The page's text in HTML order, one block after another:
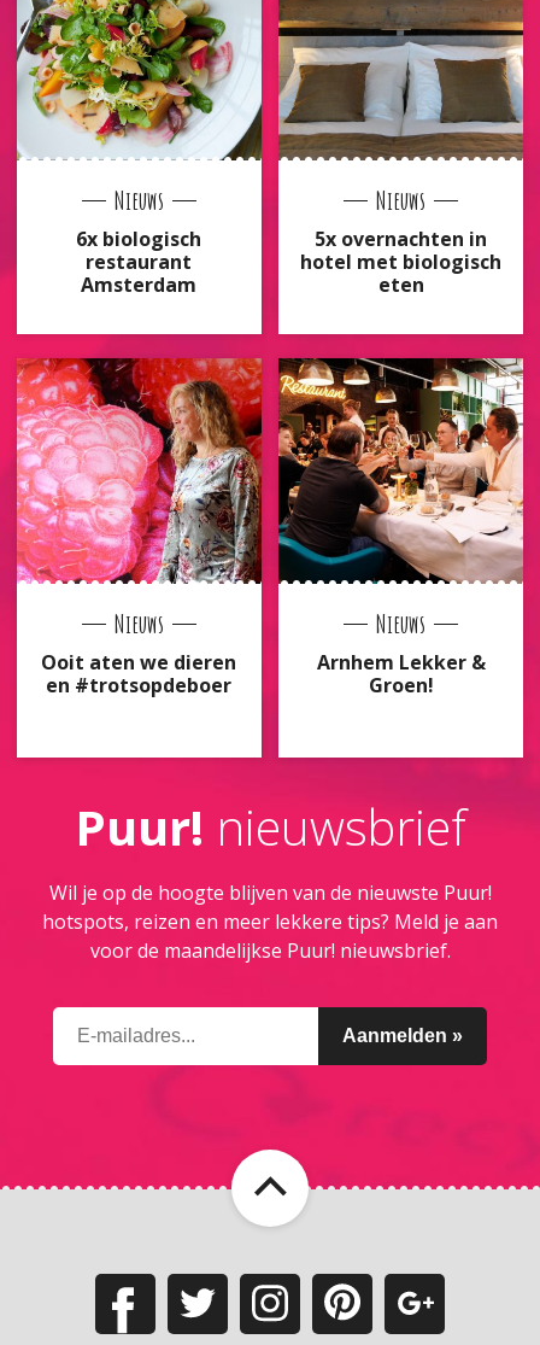
Nieuws
6x biologisch
restaurant
Amsterdam
Nieuws
5x overnachten in
hotel met biologisch
eten
Nieuws
Ooit aten we dieren
en #trotsopdeboer
Nieuws
Arnhem Lekker &
Groen!
Puur! nieuwsbrief
Wil je op de hoogte blijven van de nieuwste Puur!
hotspots, reizen en meer lekkere tips? Meld je aan
voor de maandelijkse Puur! nieuwsbrief.